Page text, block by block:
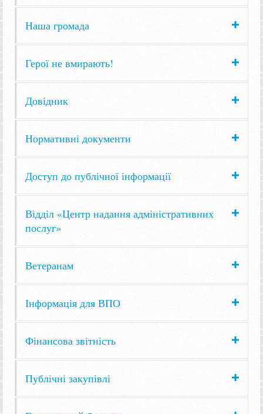
Наша громада
Герої не вмирають!
Довідник
Нормативні документи
Доступ до публічної інформації
Відділ «Центр надання адміністративних
послуг»
Ветеранам
Інформація для ВПО
Фінансова звітність
Публічні закупівлі